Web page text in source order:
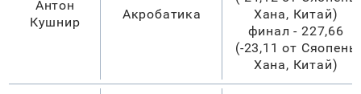
Антон
Кушнир
Акробатика
Хана, Китай)
финал - 227,66
(-23,11 от Сяопень
Хана, Китай)